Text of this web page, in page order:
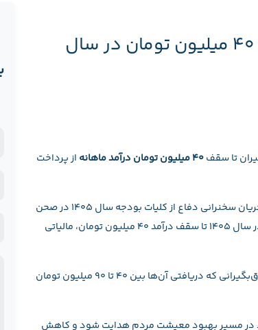
معافیت مالیاتی حقوق‌بگیران تا سقف ۴۰ میلیون تومان در سال
۴۰ میلیون تومان درآمد ماهانه
از پرداخت
حمید پورمحمدی، رئیس سازمان برنامه و بودجه کشور، صبح امروز در جریان سخنرانی دفاع از کلیات بودجه سال ۱۴۰۵ در صحن
علنی مجلس، با اشاره به افزایش ۱۰۰ درصدی معافیت مالیاتی گفت: «در سال ۱۴۰۵ تا سقف درآمد ۴۰ میلیون تومان، مالیاتی
است، افزود: «حقوق‌بگیرانی که دریافتی آن‌ها بین ۴۰ تا ۹۰ میلیون تومان
در مسیر بهبود معیشت مردم هدایت شود و کاهش